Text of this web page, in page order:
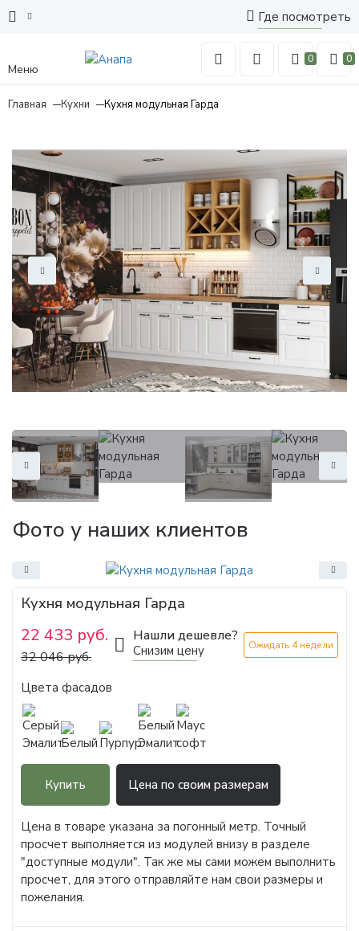
Где посмотреть
Меню
0 0
Главная Кухни Кухня модульная Гарда
Кухня модульная Гарда
22 433 руб.
32 046 руб.
Нашли дешевле?
Снизим цену Ожидать 4 недели
Цвета фасадов
Купить Цена по своим размерам
Цена в товаре указана за погонный метр. Точный
просчет выполняется из модулей внизу в разделе
"доступные модули". Так же мы сами можем выполнить
просчет, для этого отправляйте нам свои размеры и
пожелания.
Фото у наших клиентов